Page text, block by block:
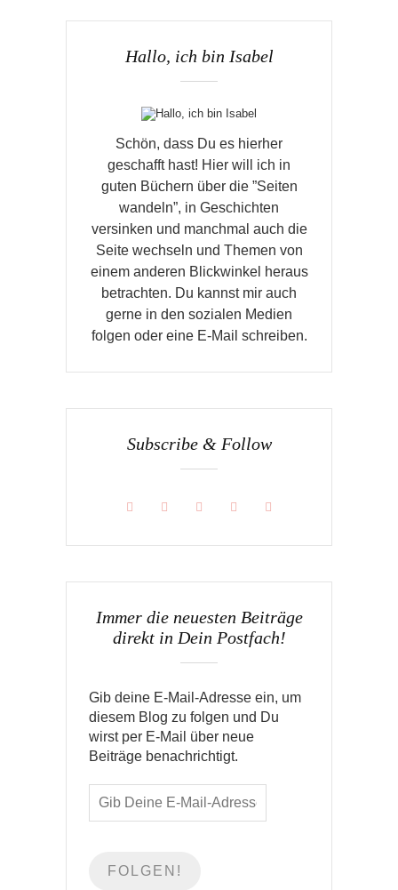
Hallo, ich bin Isabel
Schön, dass Du es hierher
geschafft hast! Hier will ich in
guten Büchern über die ”Seiten
wandeln”, in Geschichten
versinken und manchmal auch die
Seite wechseln und Themen von
einem anderen Blickwinkel heraus
betrachten. Du kannst mir auch
gerne in den sozialen Medien
folgen oder eine E-Mail schreiben.
Subscribe & Follow
Immer die neuesten Beiträge
direkt in Dein Postfach!
Gib deine E-Mail-Adresse ein, um
diesem Blog zu folgen und Du
wirst per E-Mail über neue
Beiträge benachrichtigt.